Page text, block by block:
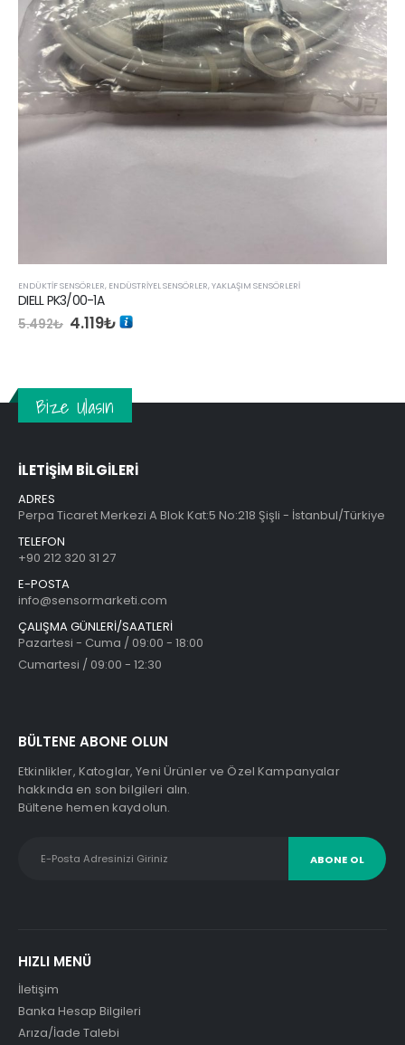
ENDÜKTIF SENSÖRLER, ENDÜSTRIYEL SENSÖRLER,YAKLAŞIM SENSÖRLERI
DIELL PK3/00-1A
5.492₺ Orijinal
fiyat:
4.119₺Şu
andaki
Bize Ulasın
İLETİŞİM BİLGİLERİ
ADRES
Perpa Ticaret Merkezi A Blok Kat:5 No:218 Şişli - İstanbul/Türkiye
TELEFON
+90 212 320 31 27
E-POSTA
info@sensormarketi.com
ÇALIŞMA GÜNLERİ/SAATLERİ
Pazartesi - Cuma / 09:00 - 18:00
Cumartesi / 09:00 - 12:30
BÜLTENE ABONE OLUN
Etkinlikler, Katoglar, Yeni Ürünler ve Özel Kampanyalar
hakkında en son bilgileri alın.
Bültene hemen kaydolun.
HIZLI MENÜ
İletişim
Banka Hesap Bilgileri
Arıza/İade Talebi